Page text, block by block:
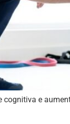
e